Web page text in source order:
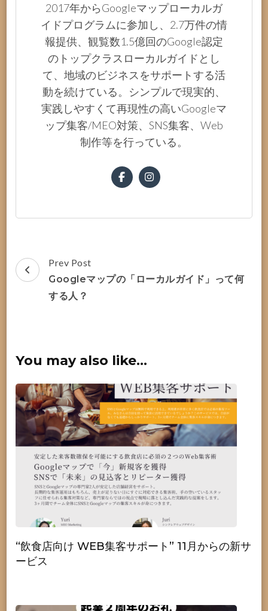
2017年からGoogleマップローカルガ
イドプログラムに参加し、2.7万件の情
報提供、観覧数1.5億回のGoogle認定
のトップクラスローカルガイドとし
て、地域のビジネスをサポートする活
動を続けている。シンプルで現実的、
実践しやすくて再現性の高いGoogleマ
ップ集客/MEO対策、SNS集客、Web
制作等を行っている。
Post
Navigation
Prev Post
Googleマップの「ローカルガイド」って何
する人？
You may also like...
“飲食店向け WEB集客サポート” 11月からの新サ
ービス